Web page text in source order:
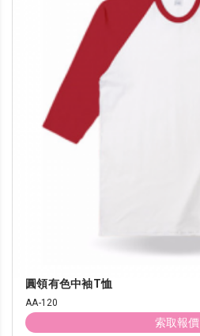
圓領有色中袖T恤
AA-120
索取報價